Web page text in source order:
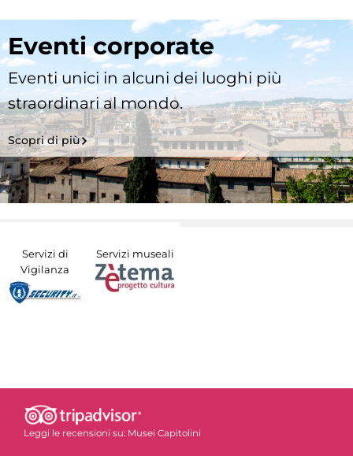
Eventi corporate
Eventi unici in alcuni dei luoghi più
straordinari al mondo.
Scopri di più
Servizi di
Vigilanza
Servizi museali
Leggi le recensioni su: Musei Capitolini